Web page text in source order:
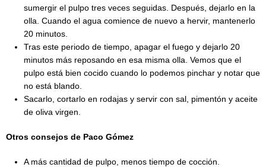
sumergir el pulpo tres veces seguidas. Después, dejarlo en la
olla. Cuando el agua comience de nuevo a hervir, mantenerlo
20 minutos.
Tras este periodo de tiempo, apagar el fuego y dejarlo 20
minutos más reposando en esa misma olla. Vemos que el
pulpo está bien cocido cuando lo podemos pinchar y notar que
no está blando.
Sacarlo, cortarlo en rodajas y servir con sal, pimentón y aceite
de oliva virgen.
Otros consejos de Paco Gómez
A más cantidad de pulpo, menos tiempo de cocción.